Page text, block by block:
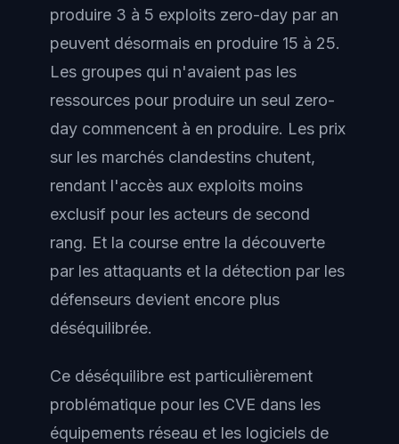
produire 3 à 5 exploits zero-day par an
peuvent désormais en produire 15 à 25.
Les groupes qui n'avaient pas les
ressources pour produire un seul zero-
day commencent à en produire. Les prix
sur les marchés clandestins chutent,
rendant l'accès aux exploits moins
exclusif pour les acteurs de second
rang. Et la course entre la découverte
par les attaquants et la détection par les
défenseurs devient encore plus
déséquilibrée.
Ce déséquilibre est particulièrement
problématique pour les CVE dans les
équipements réseau et les logiciels de